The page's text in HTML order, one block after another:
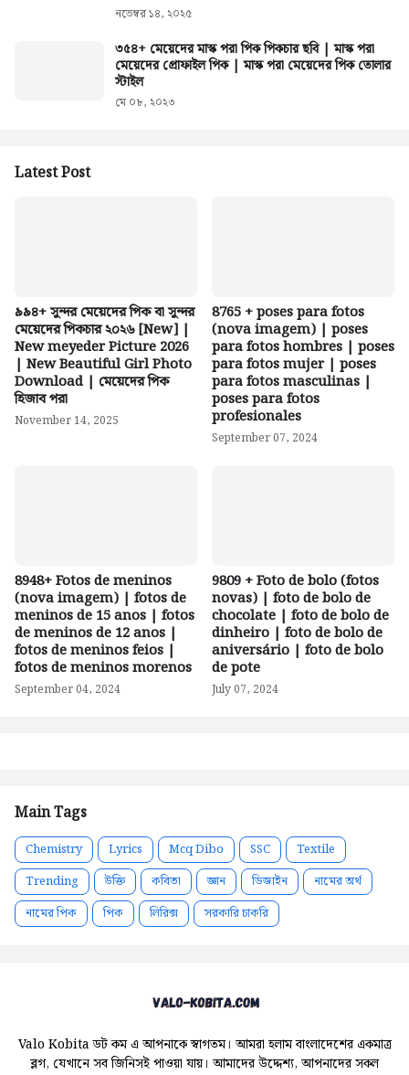
নভেম্বর ১৪, ২০২৫
৩৫৪+ মেয়েদের মাস্ক পরা পিক পিকচার ছবি | মাস্ক পরা
মেয়েদের প্রোফাইল পিক | মাস্ক পরা মেয়েদের পিক তোলার
স্টাইল
মে ০৮, ২০২৩
Latest Post
৯৯৪+ সুন্দর মেয়েদের পিক বা সুন্দর
মেয়েদের পিকচার ২০২৬ [New] |
New meyeder Picture 2026
| New Beautiful Girl Photo
Download | মেয়েদের পিক
হিজাব পরা
November 14, 2025
8765 + poses para fotos
(nova imagem) | poses
para fotos hombres | poses
para fotos mujer | poses
para fotos masculinas |
poses para fotos
profesionales
September 07, 2024
8948+ Fotos de meninos
(nova imagem) | fotos de
meninos de 15 anos | fotos
de meninos de 12 anos |
fotos de meninos feios |
fotos de meninos morenos
September 04, 2024
9809 + Foto de bolo (fotos
novas) | foto de bolo de
chocolate | foto de bolo de
dinheiro | foto de bolo de
aniversário | foto de bolo
de pote
July 07, 2024
Main Tags
Chemistry Lyrics Mcq Dibo SSC
Textile
Trending
উক্তি কবিতা জ্ঞান ডিজাইন
নামের অর্থ
নামের পিক
পিক লিরিক্স সরকারি চাকরি
Valo Kobita ডট কম এ আপনাকে স্বাগতম। আমরা হলাম বাংলাদেশের একমাত্র
ব্লগ, যেখানে সব জিনিসই পাওয়া যায়। আমাদের উদ্দেশ্য, আপনাদের সকল